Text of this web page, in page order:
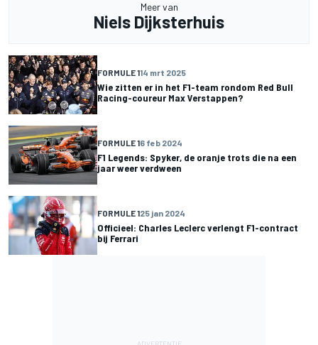
Meer van
Niels Dijksterhuis
FORMULE 114 mrt 2025
Wie zitten er in het F1-team rondom Red Bull
Racing-coureur Max Verstappen?
FORMULE 16 feb 2024
F1 Legends: Spyker, de oranje trots die na een
jaar weer verdween
FORMULE 125 jan 2024
Officieel: Charles Leclerc verlengt F1-contract
bij Ferrari